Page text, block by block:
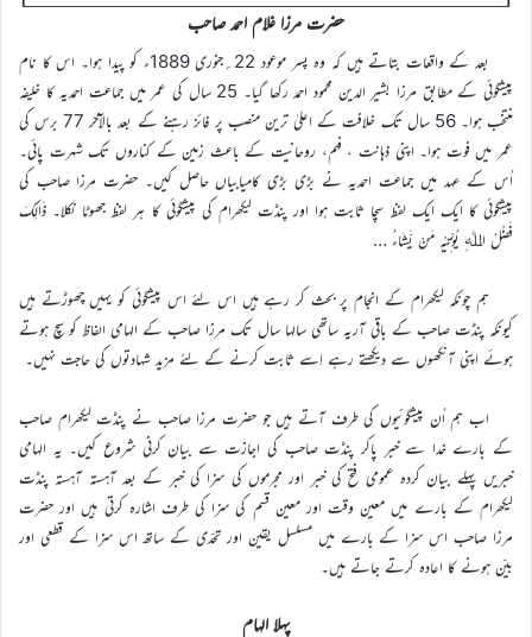
حضرت مرزا غلام احمد صاحب
بعد کے واقعات بتاتے ہیں کہ وہ پسر موعود 22؍جنوری 1889ء کو پیدا ہوا۔ اس کا نام
پیشگوئی کے مطابق مرزا بشیر الدین محمود احمد رکھا گیا۔ 25 سال کی عمر میں جماعت احمدیہ کا خلیفہ
منتخب ہوا۔ 56 سال تک خلافت کے اعلیٰ ترین منصب پر فائز رہنے کے بعد بالآخر 77 برس کی
عمر میں فوت ہوا۔ اپنی ذہانت ، فہم، روحانیت کے باعث زمین کے کناروں تک شہرت پائی۔
اُس کے عہد میں جماعت احمدیہ نے بڑی بڑی کامیابیاں حاصل کیں۔ حضرت مرزا صاحب کی
پیشگوئی کا ایک ایک لفظ سچا ثابت ہوا اور پنڈت لیکھرام کی پیشگوئی کا ہر لفظ جھوٹا نکلا۔ ذَالِکَ
فَضْلُ اﷲِ یُؤْتِیْہِ مَنْ یَّشَاءُ …
ہم چونکہ لیکھرام کے انجام پر بحث کر رہے ہیں اس لئے اس پیشگوئی کو یہیں چھوڑتے ہیں
کیونکہ پنڈت صاحب کے باقی آریہ ساتھی سالہا سال تک مرزا صاحب کے الہامی الفاظ کو سچ ہوتے
ہوئے اپنی آنکھوں سے دیکھتے رہے اِسے ثابت کرنے کے لئے مزید شہادتوں کی حاجت نہیں۔
اب ہم اُن پیشگوئیوں کی طرف آتے ہیں جو حضرت مرزا صاحب نے پنڈت لیکھرام صاحب
کے بارے خدا سے خبر پاکر پنڈت صاحب کی اجازت سے بیان کرنی شروع کیں۔ یہ الہامی
خبریں پہلے بیان کردہ عمومی فتح کی خبر اور مجرموں کی سزا کی خبر کے بعد آہستہ آہستہ پنڈت
لیکھرام کے بارے میں معین وقت اور معین قسم کی سزا کی طرف اشارہ کرتی ہیں اور حضرت
مرزا صاحب اس سزا کے بارے میں مسلسل یقین اور تحدّی کے ساتھ اس سزا کے قطعی اور
بیّن ہونے کا اعادہ کرتے جاتے ہیں۔
پہلا الہام